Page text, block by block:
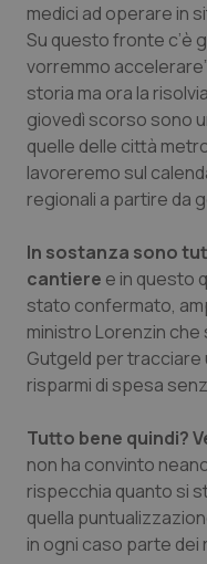
Rene &
Salute orale &
Sangue &
Tiroide
Tumore al seno
Tumore ovarico
Tumori del
Tumori
Ulcera &
Vaccini
medici ad operare in
Su questo fronte c’è
vorremmo
storia ma ora la
giovedì scorso sono
quelle delle città
lavoreremo sul
regionali a partire da
In sostanza sono
cantiere e in questo
stato confermato,
ministro Lorenzin
Gutgeld per tracciare
risparmi di spesa
Tutto bene quindi?
non ha convinto
rispecchia quanto si
quella
in ogni caso parte dei